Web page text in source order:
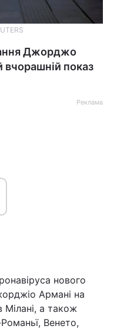
Джорджо
вчорашній показ
Реклама
нового
Армані на
Мілані, а також
Венето,